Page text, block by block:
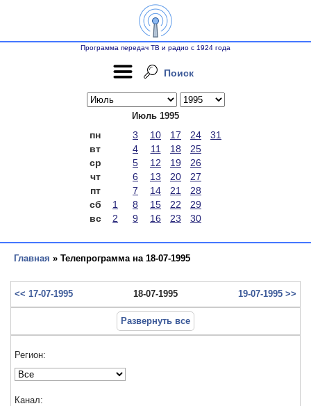
Программа передач ТВ и радио с 1924 года
Поиск
Июль 1995
пн 3 10 17 24
31
вт
4 11 18
25
ср
5 12 19
26
чт
6 13 20
27
пт
7 14 21
28
сб
1 8 15 22
29
вс
2 9 16 23 30
Главная » Телепрограмма на 18-07-1995
<< 17-07-1995 18-07-1995 19-07-1995 >>
Развернуть все
Регион:
Канал: